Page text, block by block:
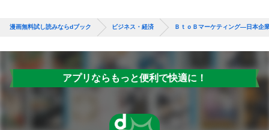
漫画無料試し読みならdブック ビジネス・経済 ＢｔｏＢマーケティング―日本企
アプリならもっと便利で快適に！